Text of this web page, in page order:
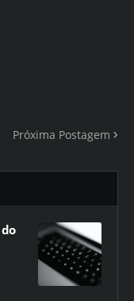
Próxima Postagem